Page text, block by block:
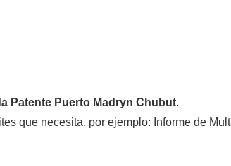
Patente Puerto Madryn Chubut.
que necesita, por ejemplo: Informe de